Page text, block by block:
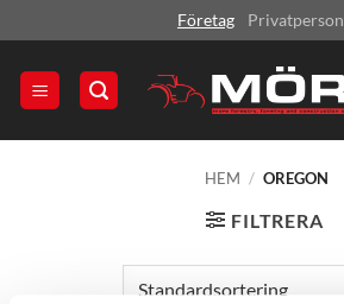
to
content
Företag Privatperson
HEM / OREGON
FILTRERA